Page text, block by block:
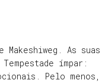
As suas
ímpar:
Pelo menos,